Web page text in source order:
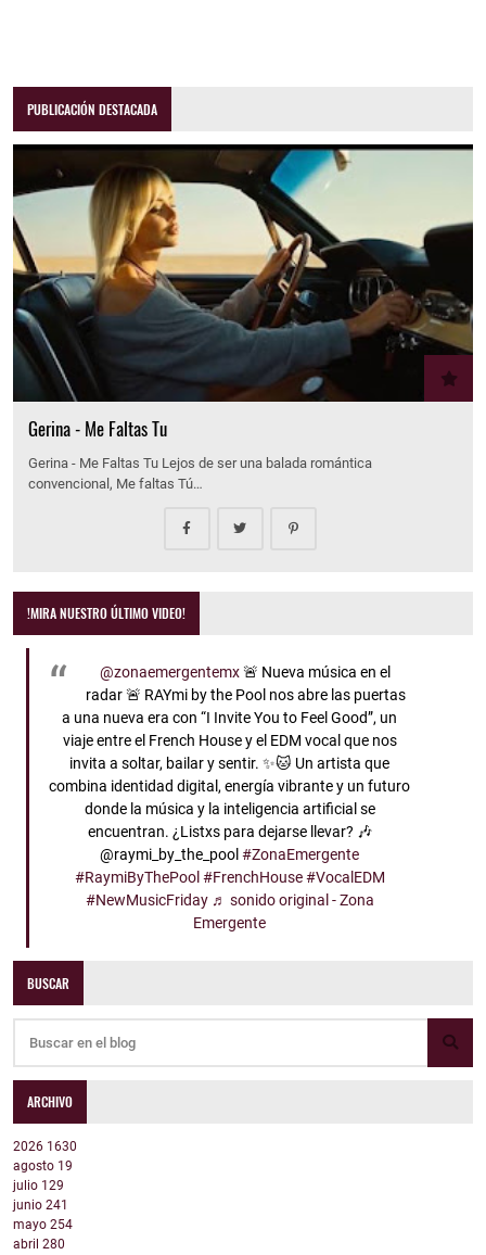
PUBLICACIÓN DESTACADA
Gerina - Me Faltas Tu
Gerina - Me Faltas Tu Lejos de ser una balada romántica
convencional, Me faltas Tú…
!MIRA NUESTRO ÚLTIMO VIDEO!
@zonaemergentemx🚨 Nueva música en el
radar 🚨 RAYmi by the Pool nos abre las puertas
a una nueva era con “I Invite You to Feel Good”, un
viaje entre el French House y el EDM vocal que nos
invita a soltar, bailar y sentir. ✨🐱 Un artista que
combina identidad digital, energía vibrante y un futuro
donde la música y la inteligencia artificial se
encuentran. ¿Listxs para dejarse llevar? 🎶
@raymi_by_the_pool#ZonaEmergente
#RaymiByThePool #FrenchHouse #VocalEDM
#NewMusicFriday ♬ sonido original - Zona
Emergente
BUSCAR
ARCHIVO
2026 1630
agosto 19
julio 129
junio 241
mayo 254
abril 280